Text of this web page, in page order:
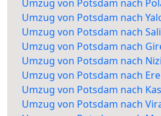
Umzug von Potsdam nach
Umzug von Potsdam nach
Umzug von Potsdam nach
Umzug von Potsdam nach
Umzug von Potsdam nach
Umzug von Potsdam nach
Umzug von Potsdam nach
Umzug von Potsdam nach